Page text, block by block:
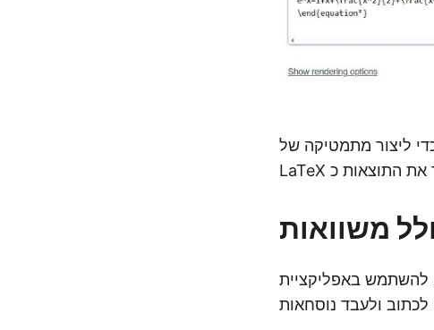
ליצור מתמטיקה של